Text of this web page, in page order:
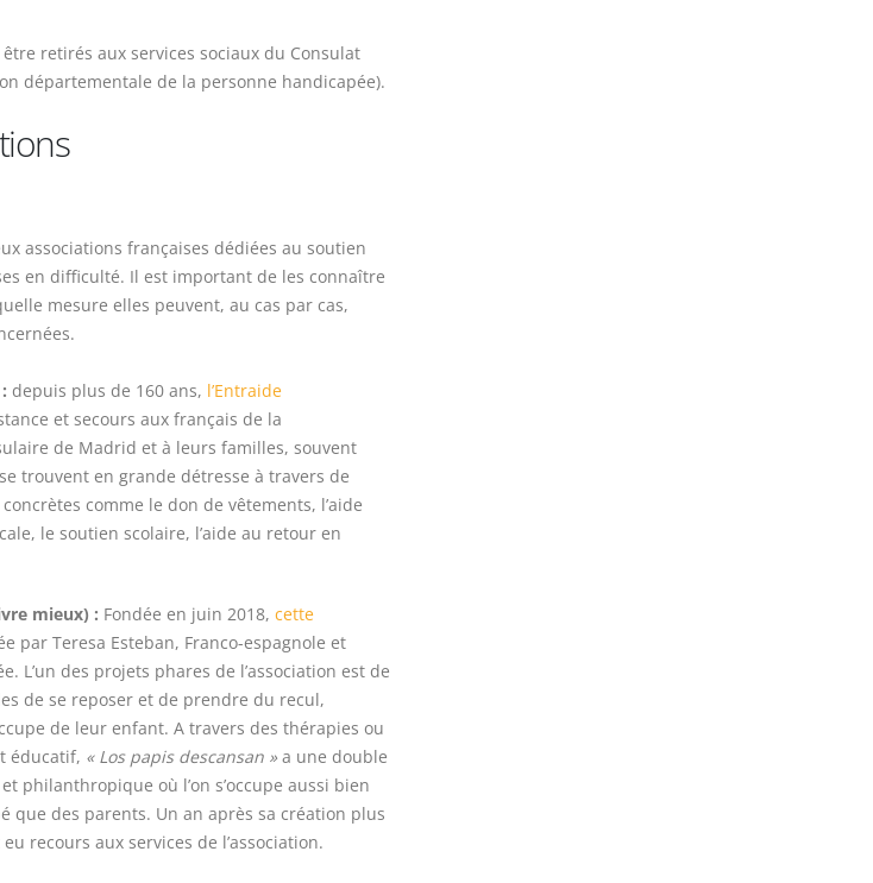
retirés aux services sociaux du Consulat
départementale de la personne handicapée).
associations françaises dédiées au soutien
en difficulté. Il est important de les connaître
mesure elles peuvent, au cas par cas,
depuis plus de 160 ans, l’Entraide
et secours aux français de la
de Madrid et à leurs familles, souvent
trouvent en grande détresse à travers de
comme le don de vêtements, l’aide
le soutien scolaire, l’aide au retour en
mieux) : Fondée en juin 2018,cette
par Teresa Esteban, Franco-espagnole et
L’un des projets phares de l’association est de
de se reposer et de prendre du recul,
de leur enfant. A travers des thérapies ou
éducatif, « Los papis descansan » a une double
philanthropique où l’on s’occupe aussi bien
que des parents. Un an après sa création plus
recours aux services de l’association.